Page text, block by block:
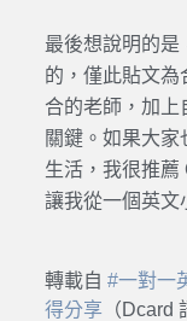
最後想說明的是
的，僅此貼文為
合的老師，加上
關鍵。如果大
生活，我很推薦
讓我從一個英文
轉載自 #一對一
得分享 （Dcard